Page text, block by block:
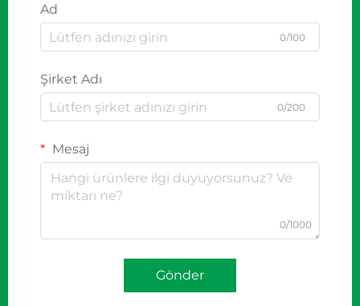
Ad
0/100
Şirket Adı
0/200
Mesaj
0/1000
Gönder